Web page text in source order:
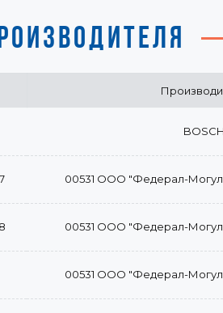
BOSCH
00531 ООО "Федерал-
00531 ООО "Федерал-
00531 ООО "Федерал-